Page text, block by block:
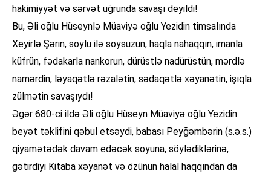
hakimiyyət və sərvət uğrunda savaşı deyildi!
Bu, Əli oğlu Hüseynlə Müaviyə oğlu Yezidin timsalında
Xeyirlə Şərin, soylu ilə soysuzun, haqla nahaqqın, imanla
küfrün, fədakarla nankorun, dürüstlə nadürüstün, mərdlə
namərdin, ləyaqətlə rəzalətin, sədaqətlə xəyanətin, işıqla
zülmətin savaşıydı!
Əgər 680-ci ildə Əli oğlu Hüseyn Müaviyə oğlu Yezidin
beyət təklifini qəbul etsəydi, babası Peyğəmbərin (s.ə.s.)
qiyamətədək davam edəcək soyuna, söylədiklərinə,
gətirdiyi Kitaba xəyanət və özünün halal haqqından da